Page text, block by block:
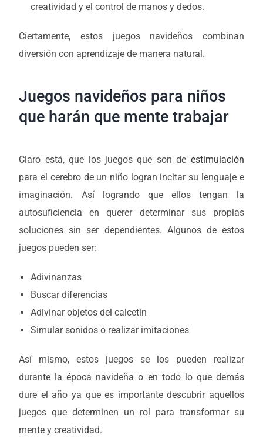
creatividad y el control de manos y dedos.
Ciertamente, estos juegos navideños combinan
diversión con aprendizaje de manera natural.
Juegos navideños para niños
que harán que mente trabajar
Claro está, que los juegos que son de estimulación
para el cerebro de un niño logran incitar su lenguaje e
imaginación. Así logrando que ellos tengan la
autosuficiencia en querer determinar sus propias
soluciones sin ser dependientes. Algunos de estos
juegos pueden ser:
Adivinanzas
Buscar diferencias
Adivinar objetos del calcetín
Simular sonidos o realizar imitaciones
Así mismo, estos juegos se los pueden realizar
durante la época navideña o en todo lo que demás
dure el año ya que es importante descubrir aquellos
juegos que determinen un rol para transformar su
mente y creatividad.